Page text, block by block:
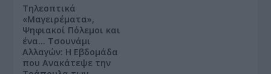
Τηλεοπτικά
«Μαγειρέματα»,
Ψηφιακοί Πόλεμοι και
ένα… Τσουνάμι
Αλλαγών: Η Εβδομάδα
που Ανακάτεψε την